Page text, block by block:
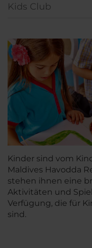
Kids Club
Kinder sind vom
Maldives Havodda
stehen ihnen eine
Aktivitäten und
Verfügung, die für
sind.